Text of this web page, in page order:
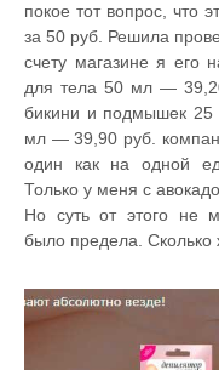
покое тот вопрос, что
за 50 руб. Решила
счету магазине я его
для тела 50 мл —
бикини и подмышек
мл — 39,90 руб.
один как на одной
Только у меня с
Но суть от этого не
было предела. Сколько